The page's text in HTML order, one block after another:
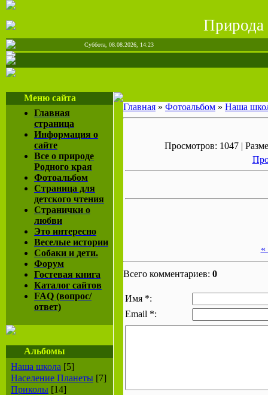
Природа
Суббота, 08.08.2026, 14:23
Меню сайта
Главная
страница
Информация о
сайте
Все о природе
Родного края
Фотоальбом
Страница для
детского чтения
Странички о
любви
Это интересно
Веселые истории
Собаки и дети.
Форум
Гостевая книга
Каталог сайтов
FAQ (вопрос/
ответ)
Альбомы
Наша школа [5]
Население Планеты [7]
Приколы [14]
Главная » Фотоальбом » Наша
Просмотров: 1047 |
Всего комментариев: 0
Имя *:
Email *: